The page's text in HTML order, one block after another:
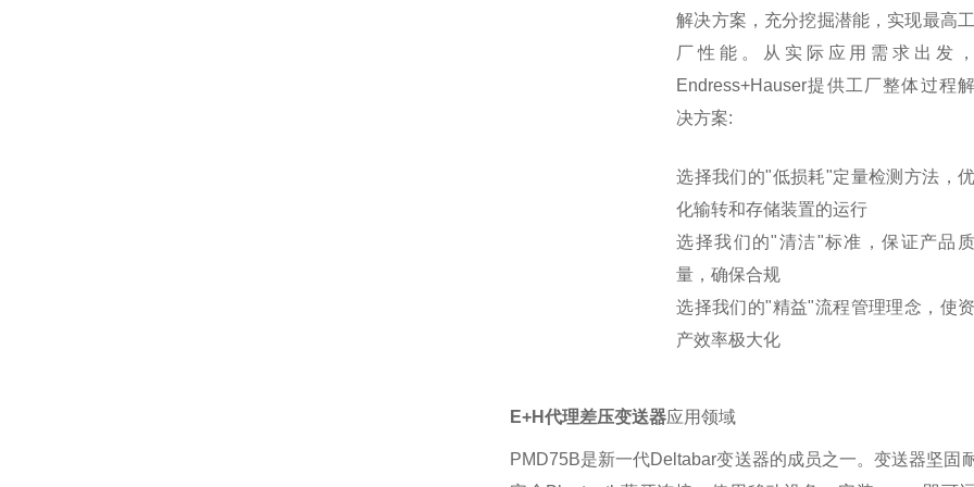
解决方案，充分挖掘潜能，实现最高工
厂性能。从实际应用需求出发，
Endress+Hauser提供工厂整体过程解
决方案:
选择我们的"低损耗"定量检测方法，优
化输转和存储装置的运行
选择我们的"清洁"标准，保证产品质
量，确保合规
选择我们的"精益"流程管理理念，使资
产效率极大化
E+H代理差压变送器应用领域
PMD75B是新一代Deltabar变送器的成员之一。变送器坚固